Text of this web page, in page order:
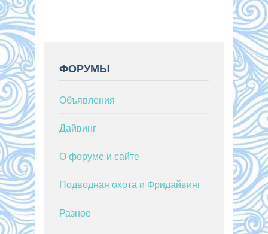
ФОРУМЫ
Объявления
Дайвинг
О форуме и сайте
Подводная охота и Фридайвинг
Разное